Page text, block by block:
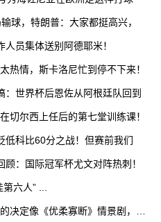
球，特朗普：大家都挺高兴，
员集体送别阿德耶米！
热情，斯卡洛尼忙到停不下来！
世界杯后恩佐从阿根廷队回到
切尔西上任后的第七堂训练课！
低科比60分之战！但赛前我们
：国际冠军杯尤文对阵热刺！
六人” ...
决定像《优柔寡断》情景剧，为